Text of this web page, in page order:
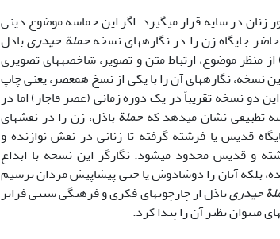
در سایه قرار می‏گیرد. اگر این حماسه موضوع دینی
جایگاه زن را در نگاره‏های نسخةحملة حیدریباذل
فرانسه) از منظر موضوع، ارتباط متن و تصویر، شاخصه‏های تصویری
نسخه، نگاره‏های آن را با یکی از نسخ هم‏عصر، یعنی چاپ
دو نسخه تقریباً در یک دورة زمانی (عصر قاجار) اما در
تطبیقی نشان می‏دهد که حملةباذل، زن را در نقش‏های
قدیس یا فرشته گرفته تا زنانی در نقش نوازنده و
و قدیس محدود می‏شود. نگارگر این نسخه با ابداع
بلکه آنان را دوشادوش یا حتی پیشاپیش مردان ترسیم
حیدریباذل از چارچوب‏های فکری و فرهنگیِ سنتی فراتر
می‏توان نظیر آن را پیدا کرد.